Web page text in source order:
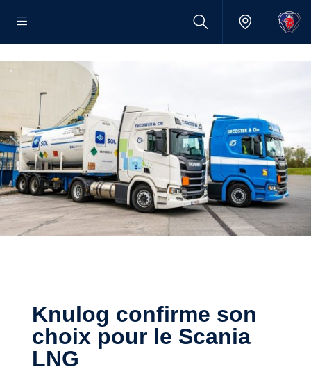
Knulog confirme son
choix pour le Scania
LNG